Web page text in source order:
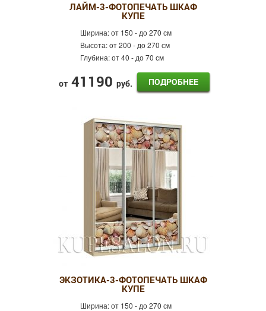
ЛАЙМ-3-ФОТОПЕЧАТЬ ШКАФ
КУПЕ
Ширина:от 150 - до 270 см
Высота:от 200 - до 270 см
Глубина:от 40 - до 70 см
от 41190 руб. ПОДРОБНЕЕ
ЭКЗОТИКА-3-ФОТОПЕЧАТЬ ШКАФ
КУПЕ
Ширина:от 150 - до 270 см